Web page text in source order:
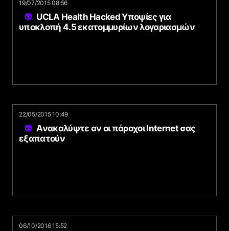
19/07/2015 08:56
UCLA Health Hacked Υποψίες για
υποκλοπή 4.5 εκατομμυρίων λογαριασμών
22/05/2015 10:49
Ανακαλύψτε αν οι πάροχοι Internet σας
εξαπατούν
06/10/2016 15:52